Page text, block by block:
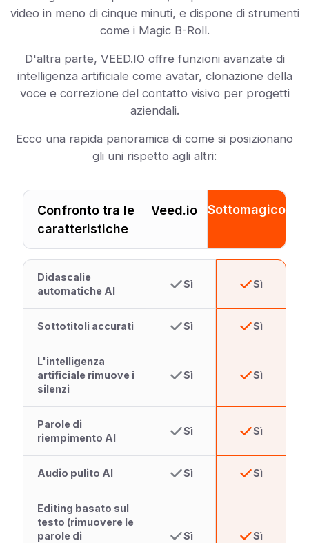
video in meno di cinque minuti, e dispone di strumenti
come i Magic B-Roll.
D'altra parte, VEED.IO offre funzioni avanzate di
intelligenza artificiale come avatar, clonazione della
voce e correzione del contatto visivo per progetti
aziendali.
Ecco una rapida panoramica di come si posizionano
gli uni rispetto agli altri:
Confronto tra le
caratteristiche
Veed.io Sottomagico
Didascalie
automatiche AI
Sì Sì
Sottotitoli accurati Sì Sì
L'intelligenza
artificiale rimuove i
silenzi
Sì Sì
Parole di
riempimento AI
Sì Sì
Audio pulito AI Sì Sì
Editing basato sul
testo (rimuovere le
parole di
Sì Sì